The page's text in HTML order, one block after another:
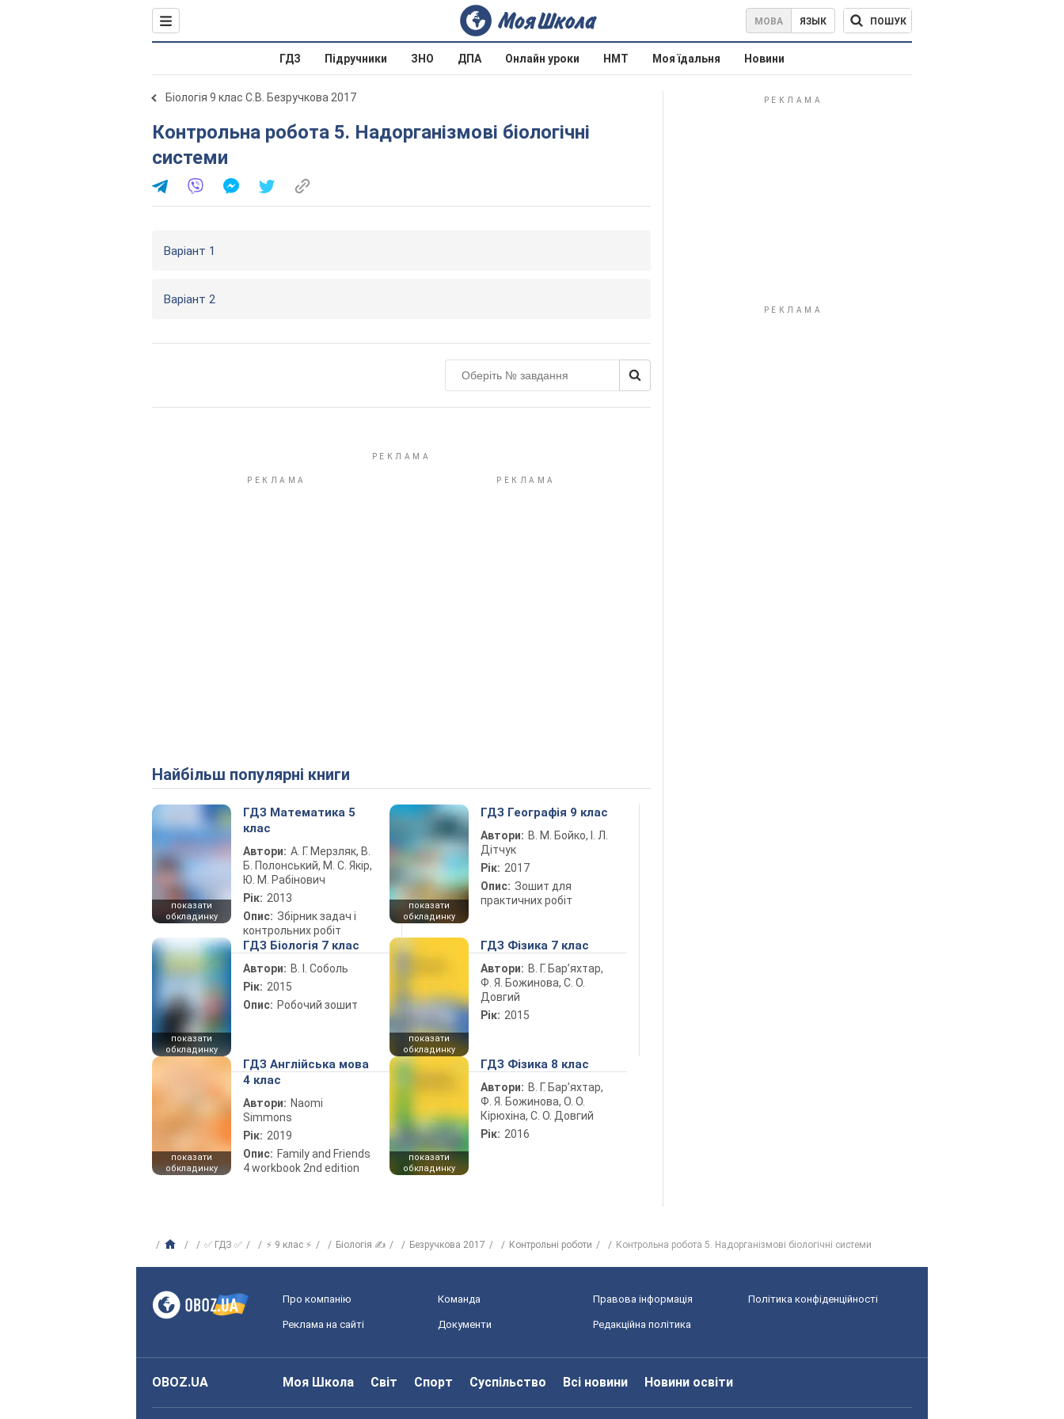
МОВА ЯЗЫК ПОШУК
ГДЗ Підручники ЗНО ДПА Онлайн уроки НМТ Моя їдальня Новини
Біологія 9 клас С.В. Безручкова 2017
Контрольна робота 5. Надорганізмові біологічні
системи
Варіант 1
Варіант 2
Найбільш популярні книги
показати
обкладинку
ГДЗ Математика 5
клас
Автори: А. Г. Мерзляк, В.
Б. Полонський, М. С. Якір,
Ю. М. Рабінович
Рік: 2013
Опис: Збірник задач і
контрольних робіт
показати
обкладинку
ГДЗ Географія 9 клас
Автори: В. М. Бойко, І. Л.
Дітчук
Рік: 2017
Опис: Зошит для
практичних робіт
показати
обкладинку
ГДЗ Біологія 7 клас
Автори: В. І. Соболь
Рік: 2015
Опис: Робочий зошит
показати
обкладинку
ГДЗ Фізика 7 клас
Автори: В. Г. Бар’яхтар,
Ф. Я. Божинова, С. О.
Довгий
Рік: 2015
показати
обкладинку
ГДЗ Англійська мова
4 клас
Автори: Naomi
Simmons
Рік: 2019
Опис: Family and Friends
4 workbook 2nd edition
показати
обкладинку
ГДЗ Фізика 8 клас
Автори: В. Г. Бар’яхтар,
Ф. Я. Божинова, О. О.
Кірюхіна, С. О. Довгий
Рік: 2016
✅ ГДЗ ✅ ⚡ 9 клас ⚡ Біологія ✍ Безручкова 2017 Контрольні роботи Контрольна робота 5. Надорганізмові біологічні системи
Про компанію Команда Правова інформація Політика конфіденційності
Реклама на сайті Документи Редакційна політика
OBOZ.UA Моя Школа Світ Спорт Суспільство Всі новини Новини освіти